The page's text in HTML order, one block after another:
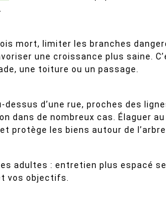
mort, limiter les branches
une croissance plus saine.
une toiture ou un passage.
d’une rue, proches des
dans de nombreux cas. Élaguer au
protège les biens autour de l’arbre.
adultes : entretien plus espacé
vos objectifs.